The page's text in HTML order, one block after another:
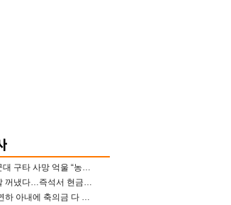
김정렬, 친형 군대 구타 사망 억울 “농약사 처리, 범인 찾았지만…엄마는 이미 치매”(데이앤나잇)
임영웅, 돈 다발 꺼냈다…즉석서 현금으로 수당 챙겨주는 ‘구단주’
심현섭 “11살 연하 아내에 축의금 다 뺏겨, 집도 아내 명의” (동치미)[결정적장면]